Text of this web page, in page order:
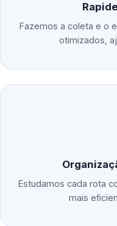
Fazemos a coleta e o
otimizados,
Estudamos cada rota
mais